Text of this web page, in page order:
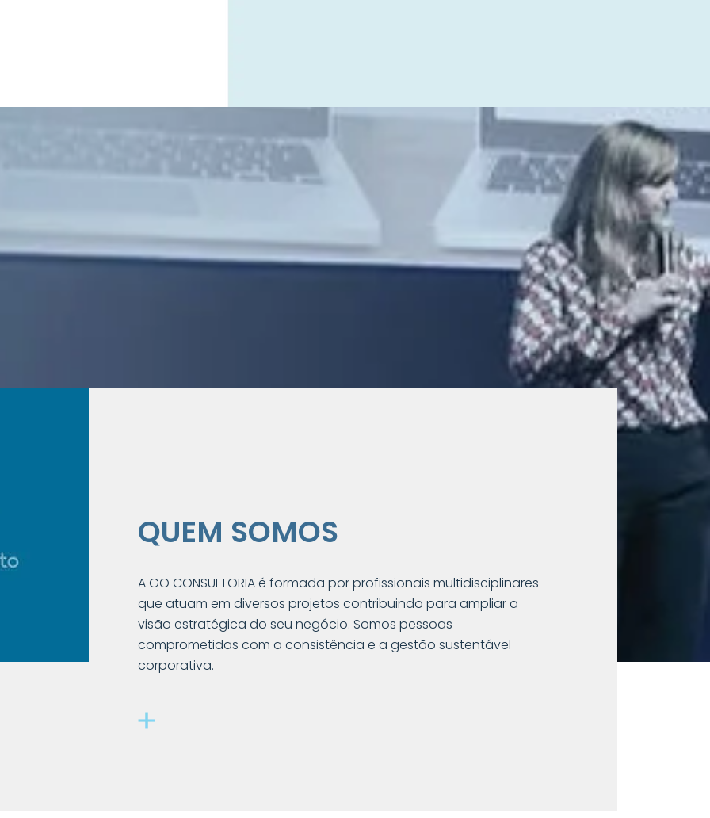
QUEM SOMOS
A GO CONSULTORIA é formada por profissionais multidisciplinares
que atuam em diversos projetos contribuindo para ampliar a
visão estratégica do seu negócio. Somos pessoas
comprometidas com a consistência e a gestão sustentável
corporativa.